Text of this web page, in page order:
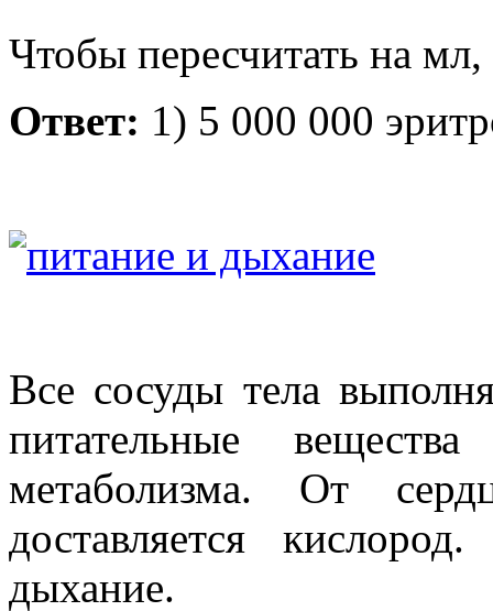
Чтобы пересчитать на
Ответ: 1) 5 000 000
Все сосуды тела
питательные
метаболизма. От
доставляется
дыхание.